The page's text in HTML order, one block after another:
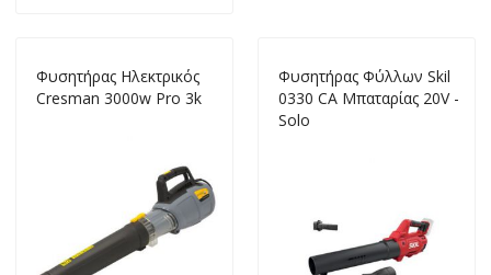
Φυσητήρας Ηλεκτρικός
Cresman 3000w Pro 3k
Φυσητήρας Φύλλων Skil
0330 CA Μπαταρίας 20V -
Solo